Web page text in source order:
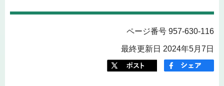
ページ番号 957-630-116
最終更新日 2024年5月7日